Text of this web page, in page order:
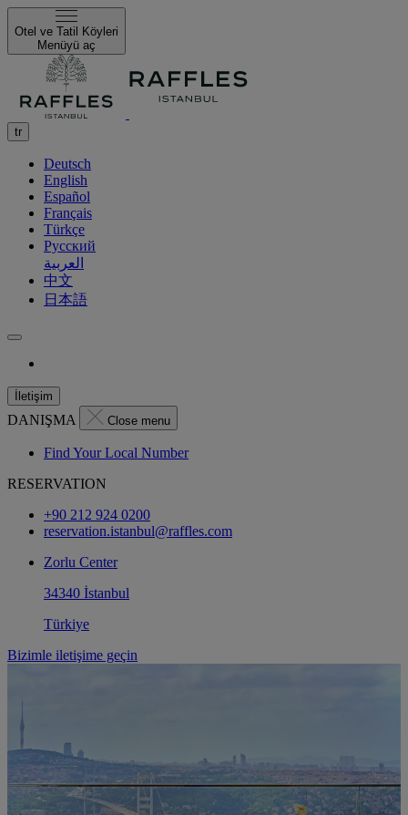
Otel ve Tatil Köyleri
Menüyü aç
tr
Deutsch
English
Español
Français
Türkçe
Русский
العربية
中文
日本語
İletişim
DANIŞMA Close menu
Find Your Local Number
RESERVATION
+90 212 924 0200
reservation.istanbul@raffles.com
Zorlu Center
34340 İstanbul
Türkiye
Bizimle iletişime geçin